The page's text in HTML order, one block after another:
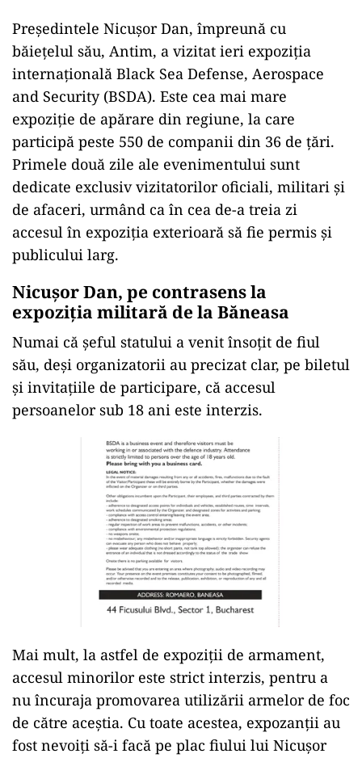
Președintele Nicușor Dan, împreună cu
băiețelul său, Antim, a vizitat ieri expoziția
internațională Black Sea Defense, Aerospace
and Security (BSDA). Este cea mai mare
expoziție de apărare din regiune, la care
participă peste 550 de companii din 36 de țări.
Primele două zile ale evenimentului sunt
dedicate exclusiv vizitatorilor oficiali, militari și
de afaceri, urmând ca în cea de-a treia zi
accesul în expoziția exterioară să fie permis și
publicului larg.
ad
Nicușor Dan, pe contrasens la
expoziția militară de la Băneasa
Numai că șeful statului a venit însoțit de fiul
său, deși organizatorii au precizat clar, pe biletul
persoanelor sub 18 ani este interzis.